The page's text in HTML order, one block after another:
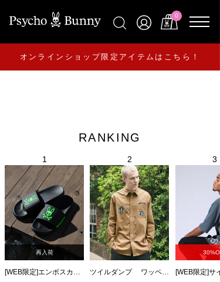
0
オンラインショップ限定アイテムはこちら！
RANKING
再入荷
[WEB限定]エンボスカラーロゴ シャワーサンダル
ツイルダンプ ワッペン刺繍ワッシャーシャツ